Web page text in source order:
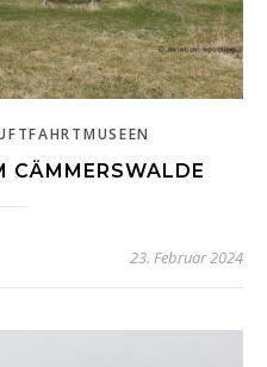
CÄMMERSWALDE
23. Februar 2024